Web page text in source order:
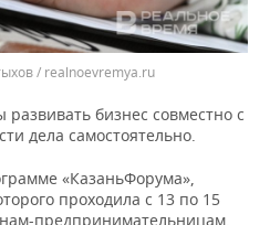
/ realnoevremya.ru
бизнес совместно с
дела самостоятельно.
«КазаньФорума»,
проходила с 13 по 15
предпринимательницам.